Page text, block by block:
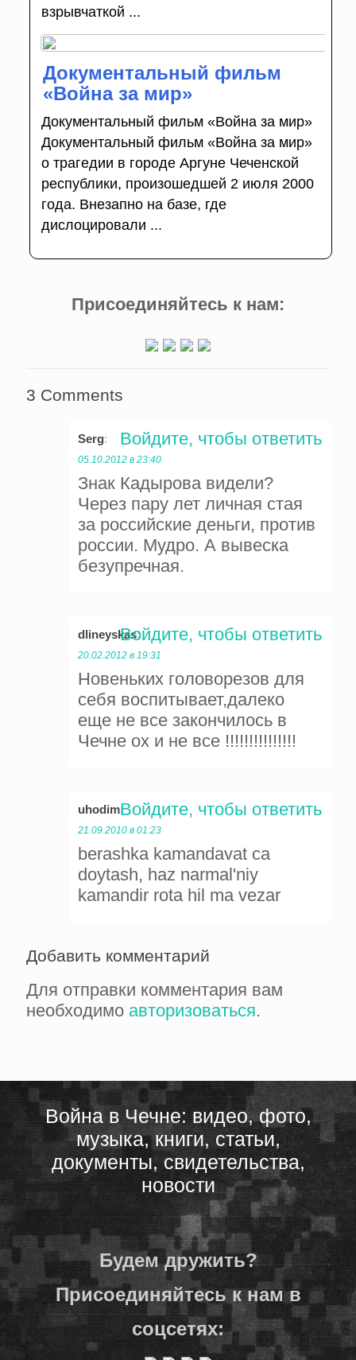
взрывчаткой ...
Документальный фильм
«Война за мир»
Документальный фильм «Война за мир»
Документальный фильм «Война за мир»
о трагедии в городе Аргуне Чеченской
республики, произошедшей 2 июля 2000
года. Внезапно на базе, где
дислоцировали ...
Присоединяйтесь к нам:
3 Comments
Serg:
05.10.2012 в 23:40
Знак Кадырова видели?
Через пару лет личная стая
за российские деньги, против
россии. Мудро. А вывеска
безупречная.
Войдите, чтобы ответить
dlineyskas:
20.02.2012 в 19:31
Новеньких головорезов для
себя воспитывает,далеко
еще не все закончилось в
Чечне ох и не все !!!!!!!!!!!!!!!
Войдите, чтобы ответить
uhodim:
21.09.2010 в 01:23
berashka kamandavat ca
doytash, haz narmal'niy
kamandir rota hil ma vezar
Войдите, чтобы ответить
Добавить комментарий
Для отправки комментария вам
необходимо авторизоваться.
Война в Чечне: видео, фото,
музыка, книги, статьи,
документы, свидетельства,
новости
Будем дружить?
Присоединяйтесь к нам в
соцсетях: